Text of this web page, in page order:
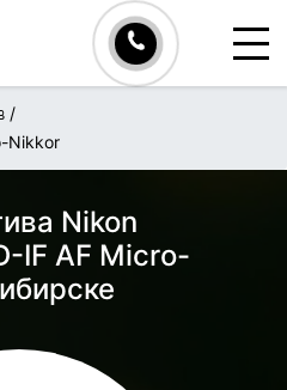
/
Nikkor
Nikon
IF AF Micro-